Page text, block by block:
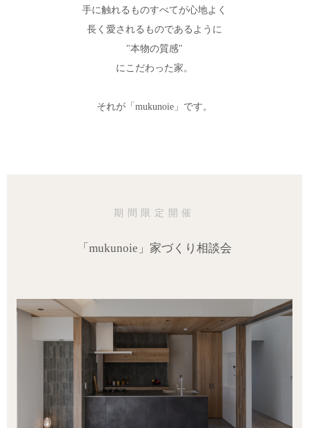
手に触れるものすべてが心地よく
長く愛されるものであるように
"本物の質感"
にこだわった家。
それが「mukunoie」です。
期間限定開催
「mukunoie」家づくり相談会